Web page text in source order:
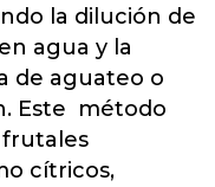
la dilución de
agua y la
de aguateo o
Este método
cítricos,